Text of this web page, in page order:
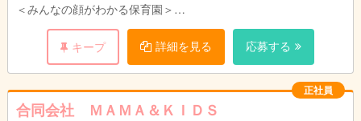
＜みんなの顔がわかる保育園＞
小規模ならではのメリットとして
「みんなの顔がわかる」ことが強みです！
子どもたちはもちろん、職員や保護者など
みんなの顔がわかる環境で、ゆったりと保育を行っています。
＜ゆとりを持って保育を行っています＞
キープ 詳細を見る 応募する
正社員
合同会社 ＭＡＭＡ＆ＫＩＤＳ